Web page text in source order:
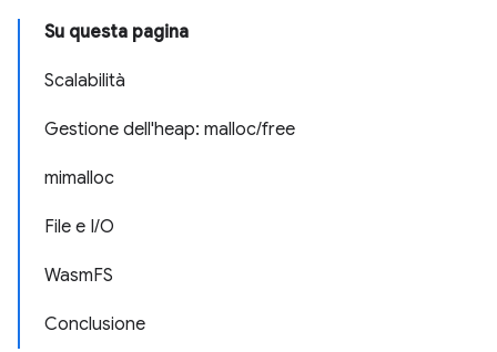
Su questa pagina
Scalabilità
Gestione dell'heap: malloc/free
mimalloc
File e I/O
WasmFS
Conclusione